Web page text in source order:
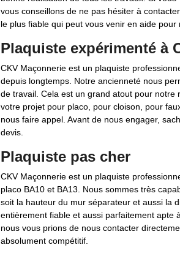
vous conseillons de ne pas hésiter à
le plus fiable qui peut vous venir en aide
Plaquiste expérimenté à
CKV Maçonnerie est un plaquiste
depuis longtemps. Notre ancienneté nous
de travail. Cela est un grand atout pour
votre projet pour placo, pour cloison, pour
nous faire appel. Avant de nous engager,
devis.
Plaquiste pas cher
CKV Maçonnerie est un plaquiste
placo BA10 et BA13. Nous sommes très
soit la hauteur du mur séparateur et aussi la
entièrement fiable et aussi parfaitement apte
nous vous prions de nous contacter
absolument compétitif.